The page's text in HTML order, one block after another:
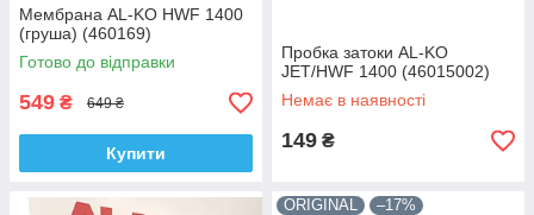
Мембрана AL-KO HWF 1400
(груша) (460169)
Готово до відправки
549 ₴ 649 ₴
Купити
Пробка затоки AL-KO
JET/HWF 1400 (46015002)
Немає в наявності
149 ₴
ORIGINAL –17%